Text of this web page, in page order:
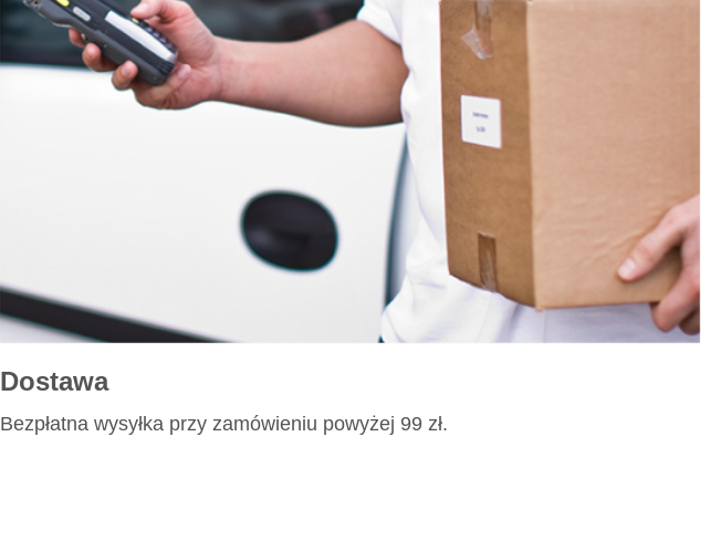
dostawa
Bezpłatna wysyłka przy zamówieniu powyżej 99 zł.